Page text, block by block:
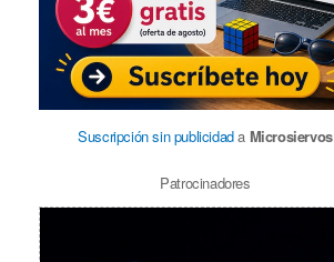
Suscripción sin publicidada Microsiervos
Patrocinadores